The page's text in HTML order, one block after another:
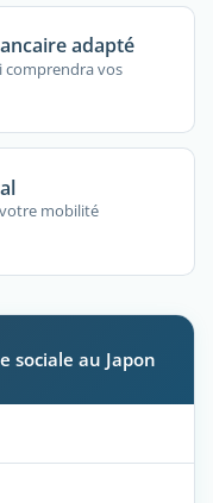
adapté
comprendra vos
mobilité
sociale au Japon